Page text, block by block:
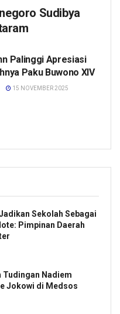
Sudibya
Palinggi Apresiasi
Paku Buwono XIV
15 NOVEMBER 2025
Sekolah Sebagai
Pimpinan Daerah
Tudingan Nadiem
Jokowi di Medsos